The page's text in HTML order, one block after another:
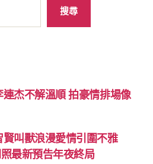
搜尋
杰不解溫順 拍豪情排場像
賢叫獸浪漫愛情引圍不雅
最新預告年夜終局